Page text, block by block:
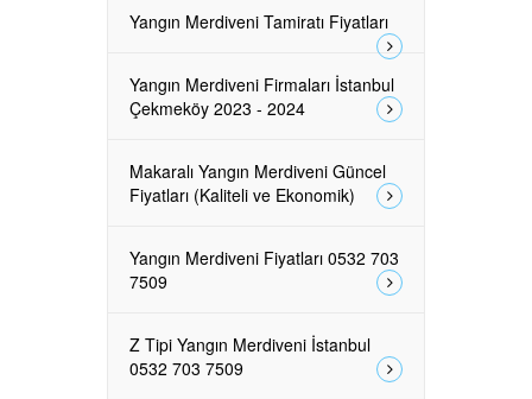
Yangın Merdiveni Tamiratı Fiyatları
Yangın Merdiveni Firmaları İstanbul
Çekmeköy 2023 - 2024
Makaralı Yangın Merdiveni Güncel
Fiyatları (Kaliteli ve Ekonomik)
Yangın Merdiveni Fiyatları 0532 703
7509
Z Tipi Yangın Merdiveni İstanbul
0532 703 7509